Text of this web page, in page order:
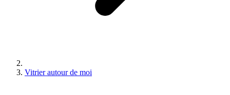
Vitrier autour de moi